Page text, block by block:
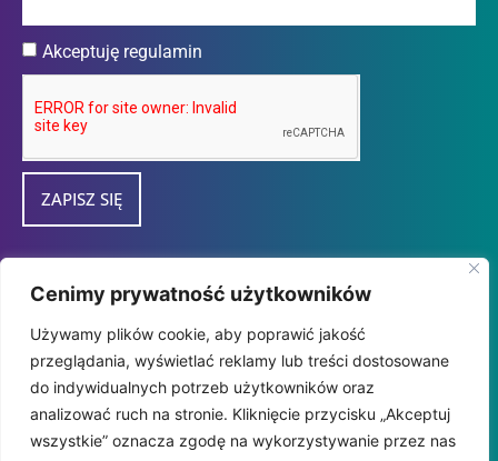
Cenimy prywatność użytkowników
Używamy plików cookie, aby poprawić jakość
przeglądania, wyświetlać reklamy lub treści dostosowane
do indywidualnych potrzeb użytkowników oraz
analizować ruch na stronie. Kliknięcie przycisku „Akceptuj
wszystkie” oznacza zgodę na wykorzystywanie przez nas
Akceptuję regulamin
ZAPISZ SIĘ
Przedsiębiorca uzyskał subwencję finansową w
ramach programu "tarcza Finansowa 2.0
Polskiego Funduszu Rozwoju dla Mikro i
MałychFirm" udzieloną przez
PFR SA.